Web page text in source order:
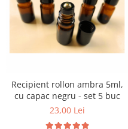
Recipient rollon ambra 5ml,
cu capac negru - set 5 buc
23,00 Lei